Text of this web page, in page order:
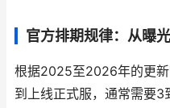
官方排期规律：从曝
根据2025至2026年的更
到上线正式服，通常需要3